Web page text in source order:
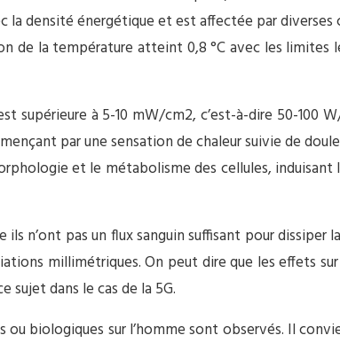
densité énergétique et est affectée par
de la température atteint 0,8 °C avec les limites
à 5-10 mW/cm2, c’est-à-dire 50-100
par une sensation de chaleur suivie de
et le métabolisme des cellules, induisant
n’ont pas un flux sanguin suffisant pour dissiper
millimétriques. On peut dire que les effets
sujet dans le cas de la 5G.
biologiques sur l’homme sont observés. Il